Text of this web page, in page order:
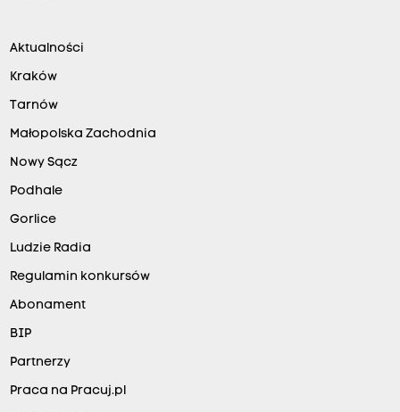
Aktualności
Kraków
Tarnów
Małopolska Zachodnia
Nowy Sącz
Podhale
Gorlice
Ludzie Radia
Regulamin konkursów
Abonament
BIP
Partnerzy
Praca na Pracuj.pl